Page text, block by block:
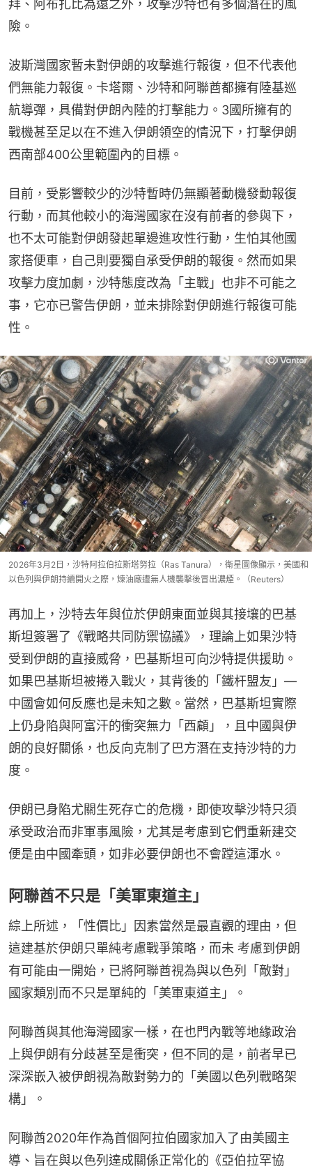
拜、阿布扎比為遠之外，攻擊沙特也有多個潛在的風
險。
波斯灣國家暫未對伊朗的攻擊進行報復，但不代表他
們無能力報復。卡塔爾、沙特和阿聯酋都擁有陸基巡
航導彈，具備對伊朗內陸的打擊能力。3國所擁有的
戰機甚至足以在不進入伊朗領空的情況下，打擊伊朗
西南部400公里範圍內的目標。
目前，受影響較少的沙特暫時仍無顯著動機發動報復
行動，而其他較小的海灣國家在沒有前者的參與下，
也不太可能對伊朗發起單邊進攻性行動，生怕其他國
家搭便車，自己則要獨自承受伊朗的報復。然而如果
攻擊力度加劇，沙特態度改為「主戰」也非不可能之
事，它亦已警告伊朗，並未排除對伊朗進行報復可能
性。
2026年3月2日，沙特阿拉伯拉斯塔努拉（Ras Tanura），衛星圖像顯示，美國和
以色列與伊朗持續開火之際，煉油廠遭無人機襲擊後冒出濃煙。（Reuters）
再加上，沙特去年與位於伊朗東面並與其接壤的巴基
斯坦簽署了《戰略共同防禦協議》，理論上如果沙特
受到伊朗的直接威脅，巴基斯坦可向沙特提供援助。
如果巴基斯坦被捲入戰火，其背後的「鐵杆盟友」—
中國會如何反應也是未知之數。當然，巴基斯坦實際
上仍身陷與阿富汗的衝突無力「西顧」，且中國與伊
朗的良好關係，也反向克制了巴方潛在支持沙特的力
度。
伊朗已身陷尤關生死存亡的危機，即使攻擊沙特只須
承受政治而非軍事風險，尤其是考慮到它們重新建交
便是由中國牽頭，如非必要伊朗也不會蹚這渾水。
阿聯酋不只是「美軍東道主」
綜上所述，「性價比」因素當然是最直觀的理由，但
這建基於伊朗只單純考慮戰爭策略，而未 考慮到伊朗
有可能由一開始，已將阿聯酋視為與以色列「敵對」
國家類別而不只是單純的「美軍東道主」。
阿聯酋與其他海灣國家一樣，在也門內戰等地緣政治
上與伊朗有分歧甚至是衝突，但不同的是，前者早已
深深嵌入被伊朗視為敵對勢力的「美國以色列戰略架
構」。
阿聯酋2020年作為首個阿拉伯國家加入了由美國主
導、旨在與以色列達成關係正常化的《亞伯拉罕協